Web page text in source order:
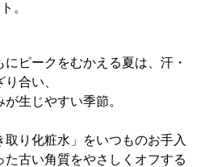
。
ピークをむかえる夏は、汗・
合い、
生じやすい季節。
り化粧水」をいつものお手入
古い角質をやさしくオフする